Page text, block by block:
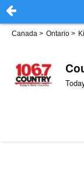
Canada > Ontario >